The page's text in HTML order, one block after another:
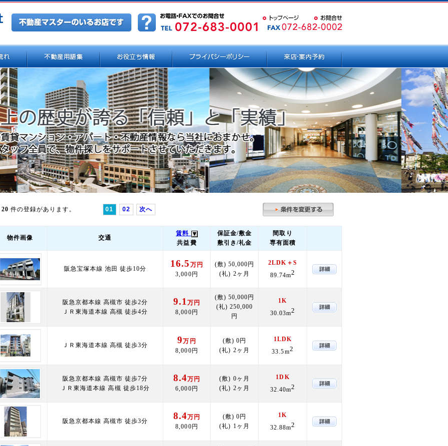
20 件の登録があります。 01 02 次へ
物件画像 交通
賃料
共益費
保証金/敷金
敷引き/礼金
間取り
専有面積
阪急宝塚本線 池田 徒歩10分 16.5 万円
3,000円
(敷) 50,000円
(礼) 2ヶ月
2LDK＋S
89.74m2
阪急京都本線 高槻市 徒歩2分
ＪＲ東海道本線 高槻 徒歩4分
9.1万円
8,000円
(敷) 50,000円
(礼) 250,000
円
1K
30.03m2
ＪＲ東海道本線 高槻 徒歩3分 9万円
8,000円
(敷) 0円
(礼) 2ヶ月
1LDK
33.5m2
阪急京都本線 高槻市 徒歩7分
ＪＲ東海道本線 高槻 徒歩18分
8.4万円
6,000円
(敷) 0ヶ月
(礼) 2ヶ月
1DK
32.40m2
阪急京都本線 高槻市 徒歩3分 8.4万円
8,000円
(敷) 0円
(礼) 1ヶ月
1K
32.88m2